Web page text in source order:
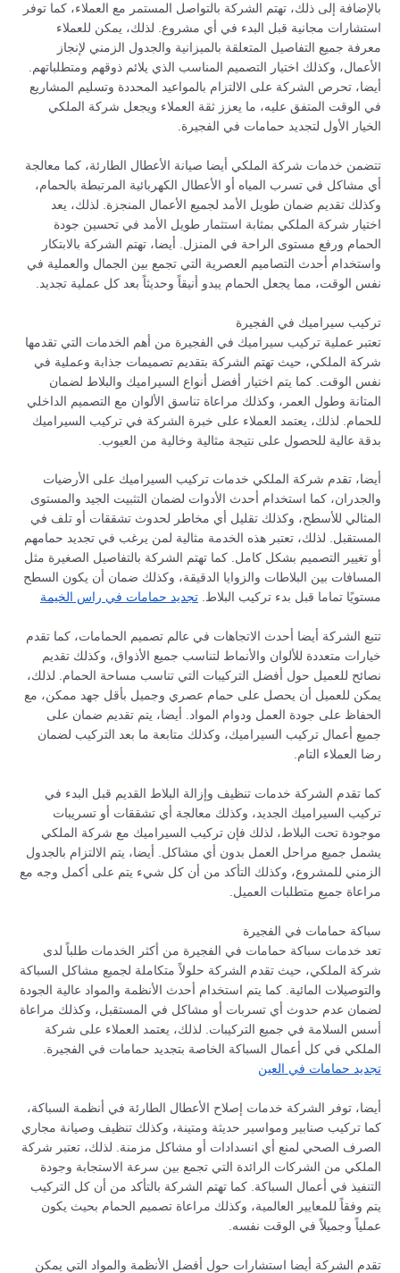
بالإضافة إلى ذلك، تهتم الشركة بالتواصل المستمر مع العملاء، كما توفر
استشارات مجانية قبل البدء في أي مشروع. لذلك، يمكن للعملاء
معرفة جميع التفاصيل المتعلقة بالميزانية والجدول الزمني لإنجاز
الأعمال، وكذلك اختيار التصميم المناسب الذي يلائم ذوقهم ومتطلباتهم.
أيضا، تحرص الشركة على الالتزام بالمواعيد المحددة وتسليم المشاريع
في الوقت المتفق عليه، ما يعزز ثقة العملاء ويجعل شركة الملكي
الخيار الأول لتجديد حمامات في الفجيرة.
تتضمن خدمات شركة الملكي أيضا صيانة الأعطال الطارئة، كما معالجة
أي مشاكل في تسرب المياه أو الأعطال الكهربائية المرتبطة بالحمام،
وكذلك تقديم ضمان طويل الأمد لجميع الأعمال المنجزة. لذلك، يعد
اختيار شركة الملكي بمثابة استثمار طويل الأمد في تحسين جودة
الحمام ورفع مستوى الراحة في المنزل. أيضا، تهتم الشركة بالابتكار
واستخدام أحدث التصاميم العصرية التي تجمع بين الجمال والعملية في
نفس الوقت، مما يجعل الحمام يبدو أنيقاً وحديثاً بعد كل عملية تجديد.
تركيب سيراميك في الفجيرة
تعتبر عملية تركيب سيراميك في الفجيرة من أهم الخدمات التي تقدمها
شركة الملكي، حيث تهتم الشركة بتقديم تصميمات جذابة وعملية في
نفس الوقت. كما يتم اختيار أفضل أنواع السيراميك والبلاط لضمان
المتانة وطول العمر، وكذلك مراعاة تناسق الألوان مع التصميم الداخلي
للحمام. لذلك، يعتمد العملاء على خبرة الشركة في تركيب السيراميك
بدقة عالية للحصول على نتيجة مثالية وخالية من العيوب.
أيضا، تقدم شركة الملكي خدمات تركيب السيراميك على الأرضيات
والجدران، كما استخدام أحدث الأدوات لضمان التثبيت الجيد والمستوى
المثالي للأسطح، وكذلك تقليل أي مخاطر لحدوث تشققات أو تلف في
المستقبل. لذلك، تعتبر هذه الخدمة مثالية لمن يرغب في تجديد حمامهم
أو تغيير التصميم بشكل كامل. كما تهتم الشركة بالتفاصيل الصغيرة مثل
المسافات بين البلاطات والزوايا الدقيقة، وكذلك ضمان أن يكون السطح
مستويًا تماما قبل بدء تركيب البلاط.تجديد حمامات في راس الخيمة
تتبع الشركة أيضا أحدث الاتجاهات في عالم تصميم الحمامات، كما تقدم
خيارات متعددة للألوان والأنماط لتناسب جميع الأذواق، وكذلك تقديم
نصائح للعميل حول أفضل التركيبات التي تناسب مساحة الحمام. لذلك،
يمكن للعميل أن يحصل على حمام عصري وجميل بأقل جهد ممكن، مع
الحفاظ على جودة العمل ودوام المواد. أيضا، يتم تقديم ضمان على
جميع أعمال تركيب السيراميك، وكذلك متابعة ما بعد التركيب لضمان
رضا العملاء التام.
كما تقدم الشركة خدمات تنظيف وإزالة البلاط القديم قبل البدء في
تركيب السيراميك الجديد، وكذلك معالجة أي تشققات أو تسريبات
موجودة تحت البلاط، لذلك فإن تركيب السيراميك مع شركة الملكي
يشمل جميع مراحل العمل بدون أي مشاكل. أيضا، يتم الالتزام بالجدول
الزمني للمشروع، وكذلك التأكد من أن كل شيء يتم على أكمل وجه مع
مراعاة جميع متطلبات العميل.
سباكة حمامات في الفجيرة
تعد خدمات سباكة حمامات في الفجيرة من أكثر الخدمات طلباً لدى
شركة الملكي، حيث تقدم الشركة حلولاً متكاملة لجميع مشاكل السباكة
والتوصيلات المائية. كما يتم استخدام أحدث الأنظمة والمواد عالية الجودة
لضمان عدم حدوث أي تسربات أو مشاكل في المستقبل، وكذلك مراعاة
أسس السلامة في جميع التركيبات. لذلك، يعتمد العملاء على شركة
الملكي في كل أعمال السباكة الخاصة بتجديد حمامات في الفجيرة.
تجديد حمامات في العين
أيضا، توفر الشركة خدمات إصلاح الأعطال الطارئة في أنظمة السباكة،
كما تركيب صنابير ومواسير حديثة ومتينة، وكذلك تنظيف وصيانة مجاري
الصرف الصحي لمنع أي انسدادات أو مشاكل مزمنة. لذلك، تعتبر شركة
الملكي من الشركات الرائدة التي تجمع بين سرعة الاستجابة وجودة
التنفيذ في أعمال السباكة. كما تهتم الشركة بالتأكد من أن كل التركيب
يتم وفقاً للمعايير العالمية، وكذلك مراعاة تصميم الحمام بحيث يكون
عملياً وجميلاً في الوقت نفسه.
تقدم الشركة أيضا استشارات حول أفضل الأنظمة والمواد التي يمكن